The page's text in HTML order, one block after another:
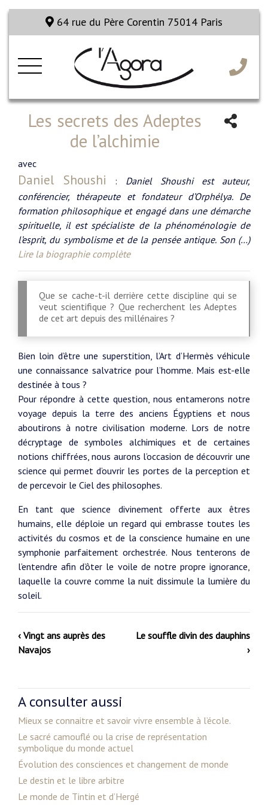
64 rue du Père Corentin 75014 Paris
Les secrets des Adeptes
de l’alchimie
avec
Daniel Shoushi : Daniel Shoushi est auteur,
conférencier, thérapeute et fondateur d’Orphélya. De
formation philosophique et engagé dans une démarche
spirituelle, il est spécialiste de la phénoménologie de
l’esprit, du symbolisme et de la pensée antique. Son (…)
Lire la biographie complète
Que se cache-t-il derrière cette discipline qui se
veut scientifique ? Que recherchent les Adeptes
de cet art depuis des millénaires ?
Bien loin d’être une superstition, l’Art d’Hermès véhicule
une connaissance salvatrice pour l’homme. Mais est-elle
destinée à tous ?
Pour répondre à cette question, nous entamerons notre
voyage depuis la terre des anciens Égyptiens et nous
aboutirons à notre civilisation moderne. Lors de notre
décryptage de symboles alchimiques et de certaines
notions chiffrées, nous aurons l’occasion de découvrir une
science qui permet d’ouvrir les portes de la perception et
de percevoir le Ciel des philosophes.
En tant que science divinement offerte aux êtres
humains, elle déploie un regard qui embrasse toutes les
activités du cosmos et de la conscience humaine en une
symphonie parfaitement orchestrée. Nous tenterons de
l’entendre afin d’ôter le voile de notre propre ignorance,
laquelle la couvre comme la nuit dissimule la lumière du
soleil.
‹ Vingt ans auprès des
Navajos
Le souffle divin des dauphins
›
A consulter aussi
Mieux se connaitre et savoir vivre ensemble à l’école.
Le sacré camouflé ou la crise de représentation
symbolique du monde actuel
Évolution des consciences et changement de monde
Le destin et le libre arbitre
Le monde de Tintin et d’Hergé